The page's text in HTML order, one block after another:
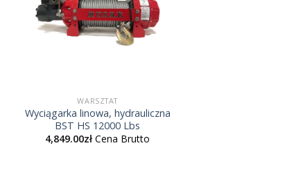
WARSZTAT
Wyciągarka linowa, hydrauliczna
BST HS 12000 Lbs
4,849.00zł Cena Brutto